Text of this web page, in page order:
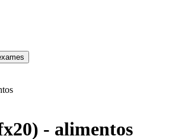
- alimentos